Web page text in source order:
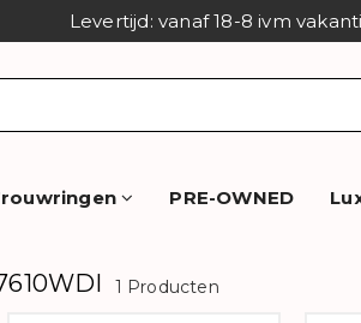
Levertijd: vanaf 18-8 ivm
PRE-OWNED
1 Producten